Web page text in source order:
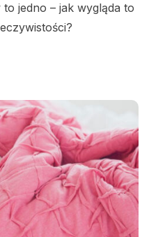
jedno – jak wygląda to